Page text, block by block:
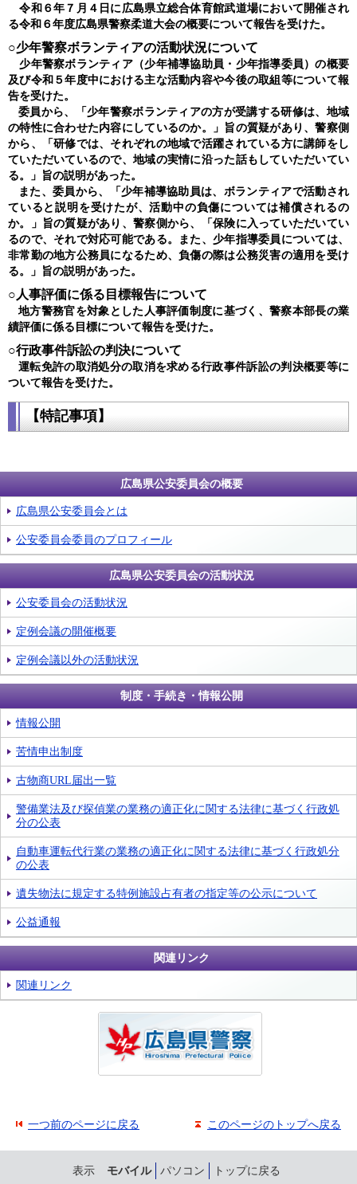
令和６年７月４日に広島県立総合体育館武道場において開催され
る令和６年度広島県警察柔道大会の概要について報告を受けた。
○少年警察ボランティアの活動状況について
少年警察ボランティア（少年補導協助員・少年指導委員）の概要
及び令和５年度中における主な活動内容や今後の取組等について報
告を受けた。
委員から、「少年警察ボランティアの方が受講する研修は、地域
の特性に合わせた内容にしているのか。」旨の質疑があり、警察側
から、「研修では、それぞれの地域で活躍されている方に講師をし
ていただいているので、地域の実情に沿った話もしていただいてい
る。」旨の説明があった。
また、委員から、「少年補導協助員は、ボランティアで活動され
ていると説明を受けたが、活動中の負傷については補償されるの
か。」旨の質疑があり、警察側から、「保険に入っていただいてい
るので、それで対応可能である。また、少年指導委員については、
非常勤の地方公務員になるため、負傷の際は公務災害の適用を受け
る。」旨の説明があった。
○人事評価に係る目標報告について
地方警務官を対象とした人事評価制度に基づく、警察本部長の業
績評価に係る目標について報告を受けた。
○行政事件訴訟の判決について
運転免許の取消処分の取消を求める行政事件訴訟の判決概要等に
ついて報告を受けた。
【特記事項】
広島県公安委員会の概要
広島県公安委員会とは
公安委員会委員のプロフィール
広島県公安委員会の活動状況
公安委員会の活動状況
定例会議の開催概要
定例会議以外の活動状況
制度・手続き・情報公開
情報公開
苦情申出制度
古物商URL届出一覧
警備業法及び探偵業の業務の適正化に関する法律に基づく行政処
分の公表
自動車運転代行業の業務の適正化に関する法律に基づく行政処分
の公表
遺失物法に規定する特例施設占有者の指定等の公示について
公益通報
関連リンク
関連リンク
一つ前のページに戻る このページのトップへ戻る
表示 モバイル パソコン トップに戻る